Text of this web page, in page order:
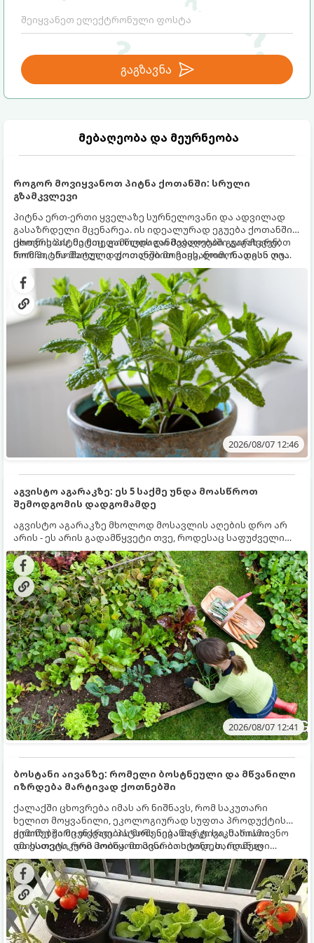
გაგზავნა
მებაღეობა და მეურნეობა
როგორ მოვიყვანოთ პიტნა ქოთანში: სრული
გზამკვლევი
პიტნა ერთ-ერთი ყველაზე სურნელოვანი და ადვილად
გასაზრდელი მცენარეა. ის იდეალურად ეგუება ქოთანში
ცხოვრებას, მეტიც, გამოცდილი მებაღეები გვირჩევენ,
რომ პიტნა მხოლოდ ქოთანში მოვიყვანოთ, რადგან ღია
გრუნტში (ბაღში) დარგვისას ის ფესვებით ძალიან
სწრაფად ვრცელდება და სხვა მცენარეებს ავიწროებს.
ქოთნის პიტნა მთელი წლის განმავლობაში გაგახარებთ
ნორჩი, არომატული ფოთლებით ჩაის, ლიმონათისა თუ
კერძებისთვის.
2026/08/07 12:46
აგვისტო აგარაკზე: ეს 5 საქმე უნდა მოასწროთ
შემოდგომის დადგომამდე
აგვისტო აგარაკზე მხოლოდ მოსავლის აღების დრო არ
არის - ეს არის გადამწყვეტი თვე, როდესაც საფუძველი
ეყრება მომავალი წლის მოსავალს და ბაღი მზადდება
შემოდგომა-ზამთრის სეზონისთვის. იმისათვის, რომ
ნიადაგმა ენერგია აღიდგინოს, ხოლო მცენარეებმა
ზამთარს გაუძლონ, აგვისტოს ბოლომდე 5
მნიშვნელოვანი საქმის გაკეთება უნდა მოასწროთ:
2026/08/07 12:41
ბოსტანი აივანზე: რომელი ბოსტნეული და მწვანილი
იზრდება მარტივად ქოთნებში
ქალაქში ცხოვრება იმას არ ნიშნავს, რომ საკუთარი
ხელით მოყვანილი, ეკოლოგიურად სუფთა პროდუქტის
გემოზე უარი თქვათ. პატარა აივანიც კი საკმარისია
იმისათვის, რომ მოიწყოთ მინი-ბოსტანი, საიდანაც
ყოველდღიურად ახალ, არომატულ მწვანილსა და
ბოსტნეულს მოკრეფთ.
ქოთნებში მცენარეების მოშენება მარტივი, სასიამოვნო
და ესთეტიკური ჰობია. მთავარია იცოდეთ, რომელი
კულტურები ეგუებიან ქოთნის პირობებს ყველაზე კარგად
და როგორ მოუაროთ მათ სწორად.